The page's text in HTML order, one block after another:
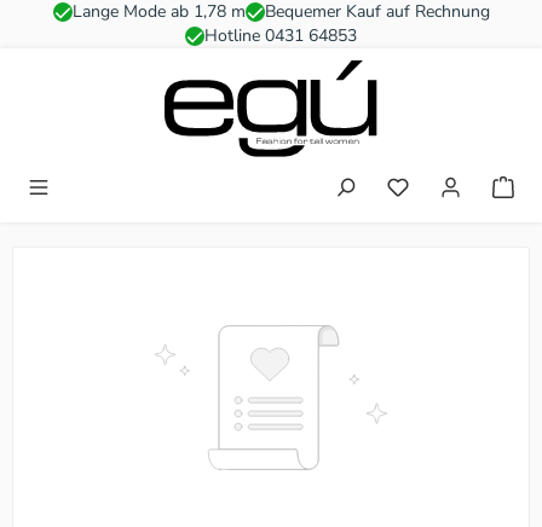
Zum Hauptinhalt springen
Lange Mode ab 1,78 m
Bequemer Kauf auf Rechnung
Hotline 0431 64853
Du hast 0